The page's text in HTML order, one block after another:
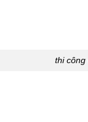
thi công